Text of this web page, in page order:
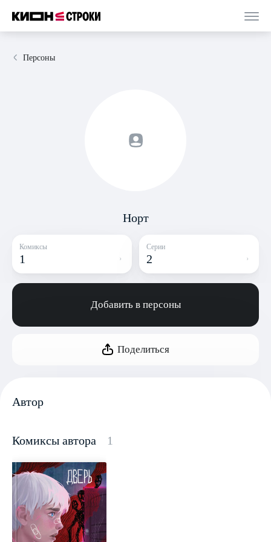
Персоны
Норт
Комиксы
1
Серии
2
Добавить в персоны
Поделиться
Автор
Комиксы автора 1